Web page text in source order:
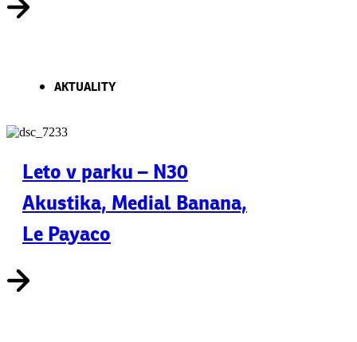
AKTUALITY
Leto v parku – N30
Akustika, Medial Banana,
Le Payaco